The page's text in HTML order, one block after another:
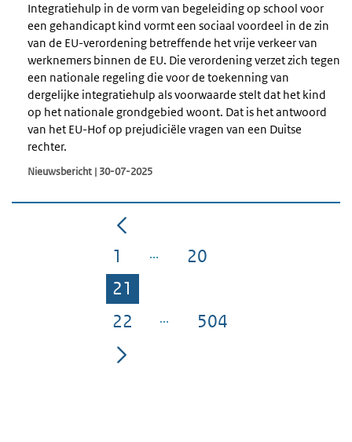
Integratiehulp in de vorm van begeleiding op school voor
een gehandicapt kind vormt een sociaal voordeel in de zin
van de EU-verordening betreffende het vrije verkeer van
werknemers binnen de EU. Die verordening verzet zich tegen
een nationale regeling die voor de toekenning van
dergelijke integratiehulp als voorwaarde stelt dat het kind
op het nationale grondgebied woont. Dat is het antwoord
van het EU-Hof op prejudiciële vragen van een Duitse
rechter.
Nieuwsbericht | 30-07-2025
Pagina
1 Pagina
20
Pagina
21
Pagina
22 Pagina
504